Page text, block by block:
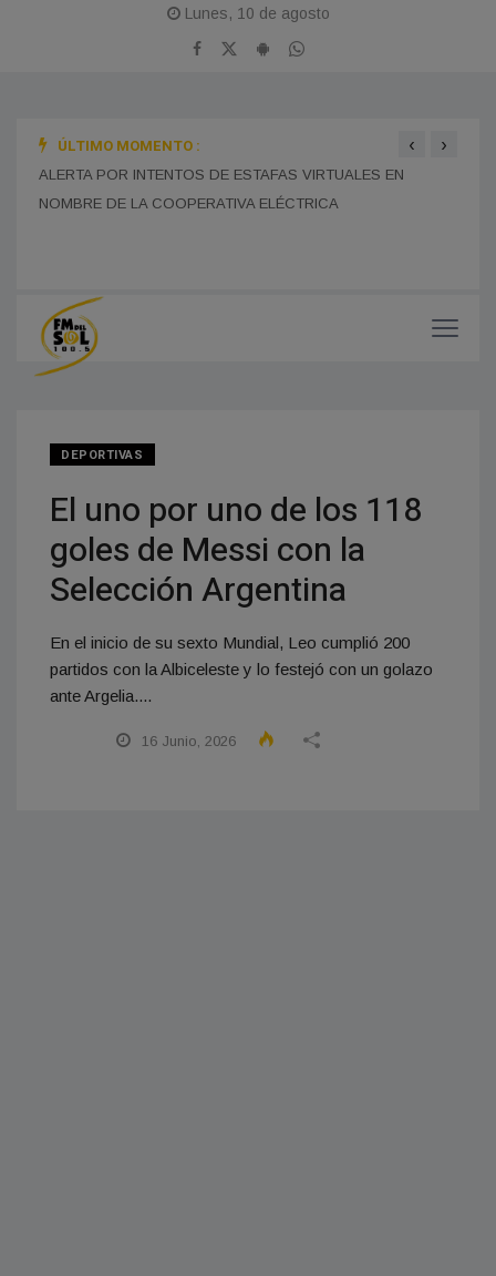
Lunes, 10 de agosto
ÚLTIMO MOMENTO :
ALERTA POR INTENTOS DE ESTAFAS VIRTUALES EN
NOMBRE DE LA COOPERATIVA ELÉCTRICA
MONES CAZÓN CELEBRA ESTE DOMINGO SUS 115 AÑOS
CON UNA GRAN JORNADA FERIAL Y CULTURAL EN EL
‹ ›
DEPORTIVAS
El uno por uno de los 118
goles de Messi con la
Selección Argentina
En el inicio de su sexto Mundial, Leo cumplió 200
partidos con la Albiceleste y lo festejó con un golazo
ante Argelia....
16 Junio, 2026